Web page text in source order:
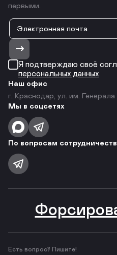
первыми.
Я подтверждаю своё
персональных данных
Наш офис
г. Краснодар, ул. им.
Мы в соцсетях
По вопросам
Есть вопрос? Пишите!